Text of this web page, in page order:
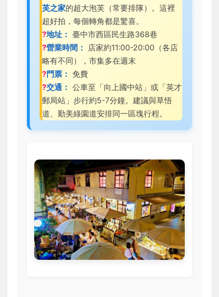
芙之家的超大泡芙（常要排隊）。這裡
超好拍，每個轉角都是驚喜。
?地址： 臺中市西區民生路368巷
?營業時間：
店家約11:00-20:00（各店
略有不同），市集多在週末
?門票： 免費
?交通： 公車至「向上國中站」或「英才
郵局站」步行約5-7分鐘。建議與草悟
道、勤美綠園道安排同一區塊行程。